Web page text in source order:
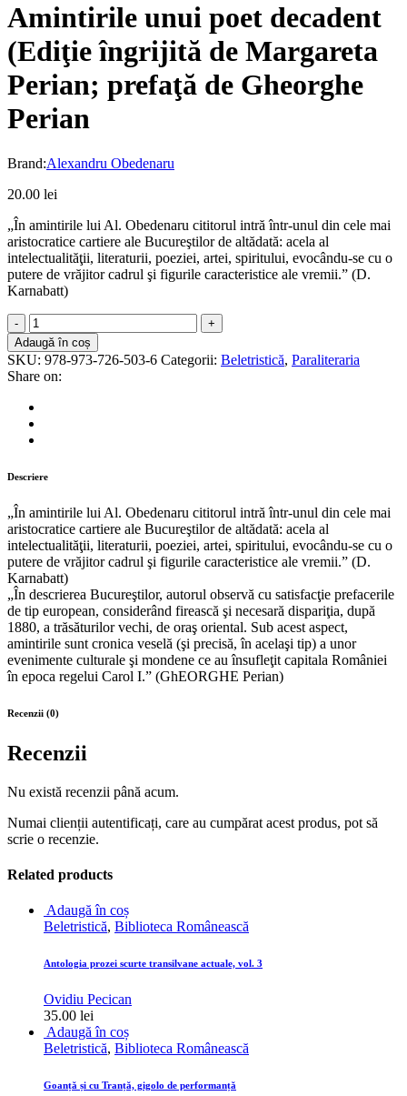
Amintirile unui poet decadent
(Ediţie îngrijită de Margareta
Perian; prefaţă de Gheorghe
Perian
Brand:Alexandru Obedenaru
20.00 lei
„În amintirile lui Al. Obedenaru cititorul intră într-unul din cele mai
aristocratice cartiere ale Bucureştilor de altădată: acela al
intelectualităţii, literaturii, poeziei, artei, spiritului, evocându-se cu o
putere de vrăjitor cadrul şi figurile caracteristice ale vremii.” (D.
Karnabatt)
Amintirile
unui
poet
decadent
(Ediţie
îngrijită
Margareta
de
Gheorghe
Perian
quantity
Adaugă în coș
SKU: 978-973-726-503-6 Categorii: Beletristică, Paraliteraria
Share on:
Descriere
„În amintirile lui Al. Obedenaru cititorul intră într-unul din cele mai
aristocratice cartiere ale Bucureştilor de altădată: acela al
intelectualităţii, literaturii, poeziei, artei, spiritului, evocându-se cu o
putere de vrăjitor cadrul şi figurile caracteristice ale vremii.” (D.
Karnabatt)
„În descrierea Bucureştilor, autorul observă cu satisfacţie prefacerile
de tip european, considerând firească şi necesară dispariţia, după
1880, a trăsăturilor vechi, de oraş oriental. Sub acest aspect,
amintirile sunt cronica veselă (şi precisă, în acelaşi tip) a unor
evenimente culturale şi mondene ce au însufleţit capitala României
în epoca regelui Carol I.” (GhEORGHE Perian)
Recenzii (0)
Recenzii
Nu există recenzii până acum.
Numai clienții autentificați, care au cumpărat acest produs, pot să
scrie o recenzie.
Related products
Adaugă în coș
Beletristică, Biblioteca Românească
Antologia prozei scurte transilvane actuale, vol. 3
Ovidiu Pecican
35.00 lei
Adaugă în coș
Beletristică, Biblioteca Românească
Goanță și cu Tranță, gigolo de performanță